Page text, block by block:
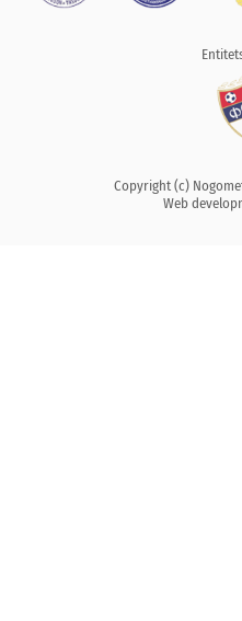
Copyright (c)
Web